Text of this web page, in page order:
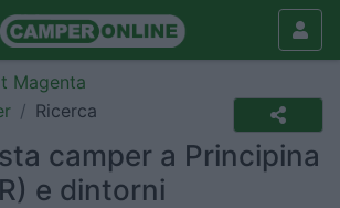
Ricerca
camper a Principina
e dintorni